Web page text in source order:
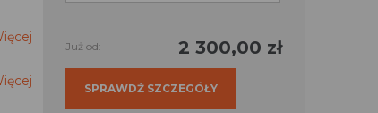
Już od: 2 300,00 zł
SPRAWDŹ SZCZEGÓŁY